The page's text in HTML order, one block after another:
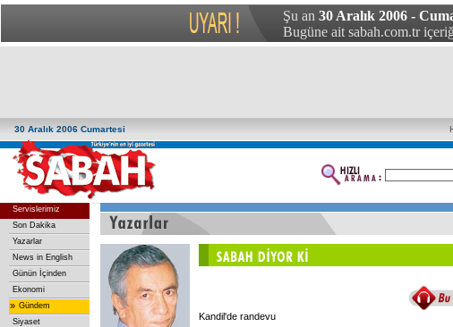
Şu an 30 Aralık 2006 -
Bugüne ait sabah.com.tr
30 Aralık 2006 Cumartesi
Servislerimiz
Son Dakika
Yazarlar
News in English
Günün İçinden
Ekonomi
» Gündem
Siyaset
Kandil'de randevu